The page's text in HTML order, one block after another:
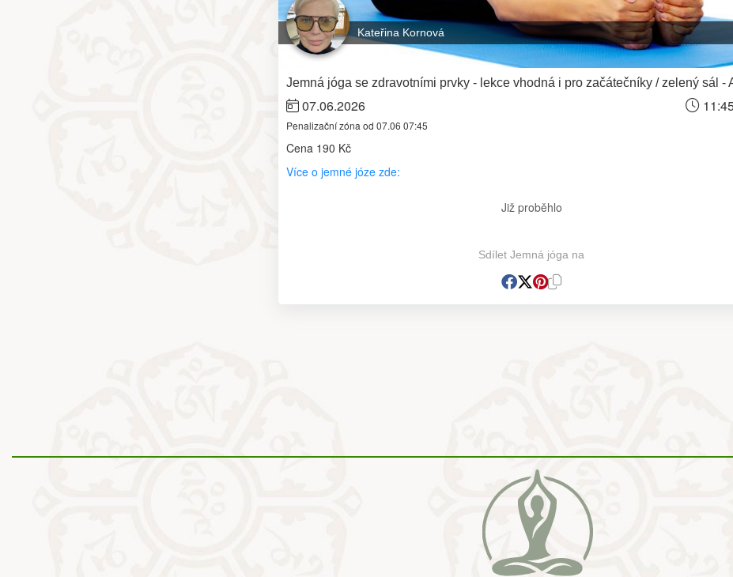
Kateřina Kornová
Jemná jóga se zdravotními prvky - lekce vhodná i pro začátečníky / zelený sál -
07.06.2026
Penalizační zóna od 07.06 07:45
Cena 190 Kč
Více o jemné józe zde:
Již proběhlo
Sdílet Jemná jóga na